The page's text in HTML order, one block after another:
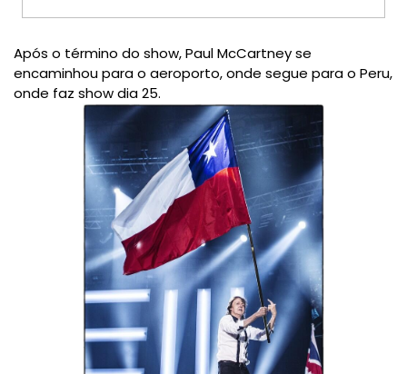
Após o término do show, Paul McCartney se
encaminhou para o aeroporto, onde segue para o Peru,
onde faz show dia 25.